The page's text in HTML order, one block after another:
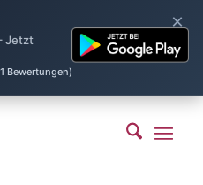
Jetzt
Bewertungen)
×